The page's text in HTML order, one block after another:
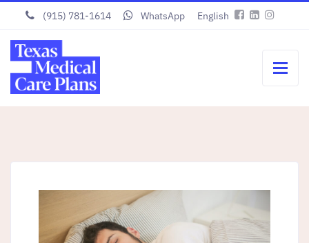
(915) 781-1614 WhatsApp English